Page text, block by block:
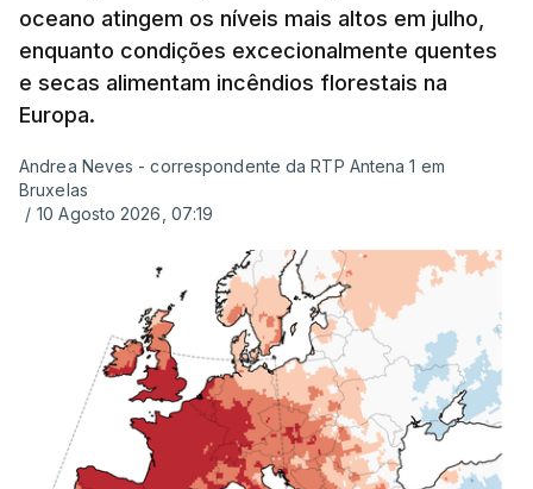
oceano atingem os níveis mais altos em julho,
enquanto condições excecionalmente quentes
e secas alimentam incêndios florestais na
Europa.
Andrea Neves - correspondente da RTP Antena 1 em
Bruxelas
/ 10 Agosto 2026, 07:19